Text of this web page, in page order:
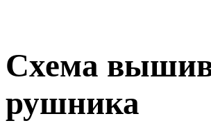
Схема
рушника